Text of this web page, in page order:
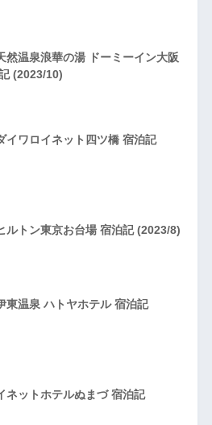
然温泉浪華の湯 ドーミーイン大阪
(2023/10)
イワロイネット四ツ橋 宿泊記
ルトン東京お台場 宿泊記 (2023/8)
東温泉 ハトヤホテル 宿泊記
ネットホテルぬまづ 宿泊記